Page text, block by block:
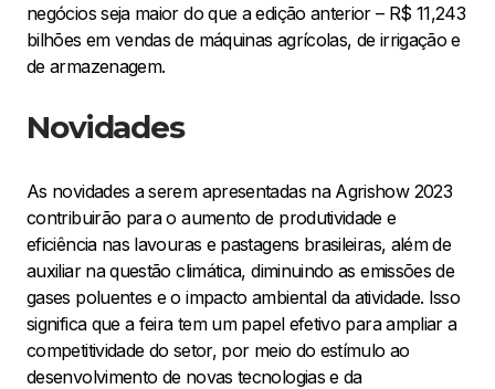
negócios seja maior do que a edição anterior – R$ 11,243
bilhões em vendas de máquinas agrícolas, de irrigação e
de armazenagem.
Novidades
As novidades a serem apresentadas na Agrishow 2023
contribuirão para o aumento de produtividade e
eficiência nas lavouras e pastagens brasileiras, além de
auxiliar na questão climática, diminuindo as emissões de
gases poluentes e o impacto ambiental da atividade. Isso
significa que a feira tem um papel efetivo para ampliar a
competitividade do setor, por meio do estímulo ao
desenvolvimento de novas tecnologias e da